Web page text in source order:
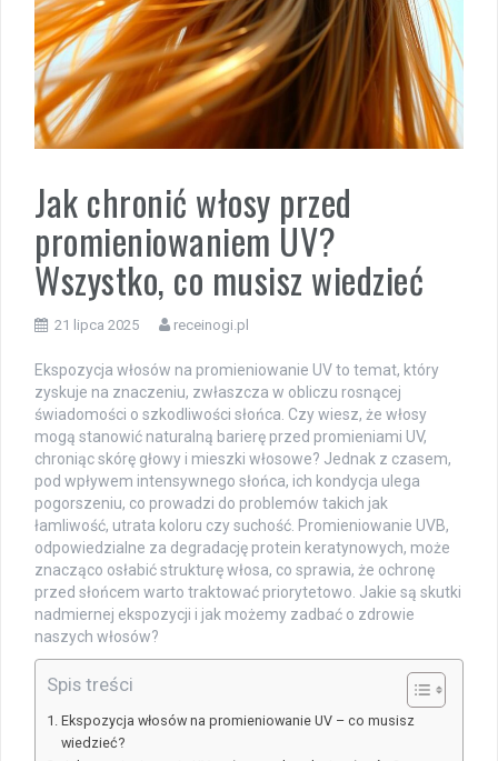
Jak chronić włosy przed
promieniowaniem UV?
Wszystko, co musisz wiedzieć
21 lipca 2025 receinogi.pl
Ekspozycja włosów na promieniowanie UV to temat, który
zyskuje na znaczeniu, zwłaszcza w obliczu rosnącej
świadomości o szkodliwości słońca. Czy wiesz, że włosy
mogą stanowić naturalną barierę przed promieniami UV,
chroniąc skórę głowy i mieszki włosowe? Jednak z czasem,
pod wpływem intensywnego słońca, ich kondycja ulega
pogorszeniu, co prowadzi do problemów takich jak
łamliwość, utrata koloru czy suchość. Promieniowanie UVB,
odpowiedzialne za degradację protein keratynowych, może
znacząco osłabić strukturę włosa, co sprawia, że ochronę
przed słońcem warto traktować priorytetowo. Jakie są skutki
nadmiernej ekspozycji i jak możemy zadbać o zdrowie
naszych włosów?
Spis treści
Ekspozycja włosów na promieniowanie UV – co musisz
wiedzieć?